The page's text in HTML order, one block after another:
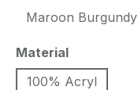
Maroon Burgundy
Materialauswählen
100% Acryl